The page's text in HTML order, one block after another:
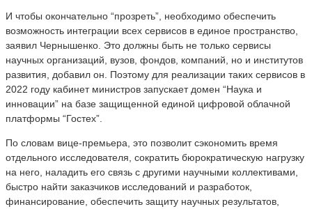
И чтобы окончательно “прозреть”, необходимо обеспечить
возможность интеграции всех сервисов в единое пространство,
заявил Чернышенко. Это должны быть не только сервисы
научных организаций, вузов, фондов, компаний, но и институтов
развития, добавил он. Поэтому для реализации таких сервисов в
2022 году кабинет министров запускает домен “Наука и
инновации” на базе защищенной единой цифровой облачной
платформы “Гостех”.
По словам вице-премьера, это позволит сэкономить время
отдельного исследователя, сократить бюрократическую нагрузку
на него, наладить его связь с другими научными коллективами,
быстро найти заказчиков исследований и разработок,
финансирование, обеспечить защиту научных результатов,